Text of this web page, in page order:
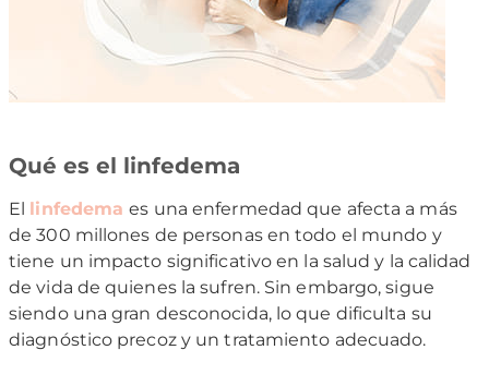
Qué es el linfedema
El linfedema es una enfermedad que afecta a más
de 300 millones de personas en todo el mundo y
tiene un impacto significativo en la salud y la calidad
de vida de quienes la sufren. Sin embargo, sigue
siendo una gran desconocida, lo que dificulta su
diagnóstico precoz y un tratamiento adecuado.